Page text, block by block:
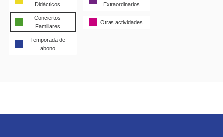
Didácticos
Extraordinarios
Conciertos
Familiares
Otras actividades
Temporada de
abono